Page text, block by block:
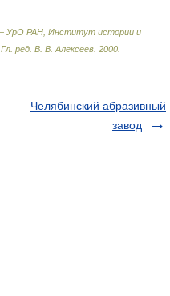
— УрО РАН, Институт истории и
Гл. ред. В. В. Алексеев 2000
Челябинский абразивный
завод